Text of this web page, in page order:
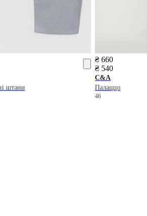
штани
₴ 660
₴ 540
C&A
Палаццо
46